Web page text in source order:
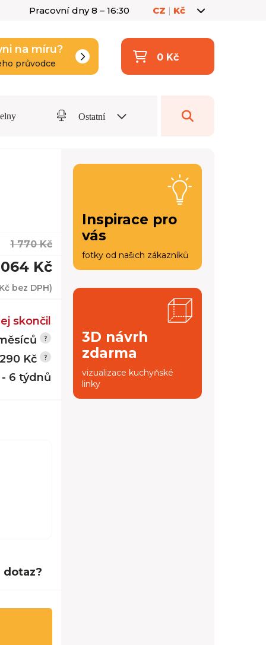
Pracovní dny 8 – 16:30 CZ | Kč
na míru?
průvodce
0 Kč
Ostatní
1 770 Kč
064 Kč
bez DPH)
skončil
Kč
- 6 týdnů
dotaz?
Inspirace pro
vás
fotky od našich zákazníků
3D návrh
zdarma
vizualizace kuchyňské
linky